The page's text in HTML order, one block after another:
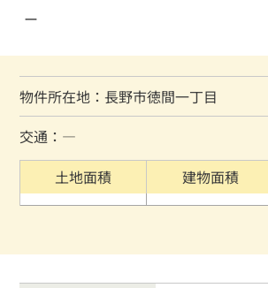
ー
物件所在地：長野市徳間一丁目
交通：―
土地面積
建物面積